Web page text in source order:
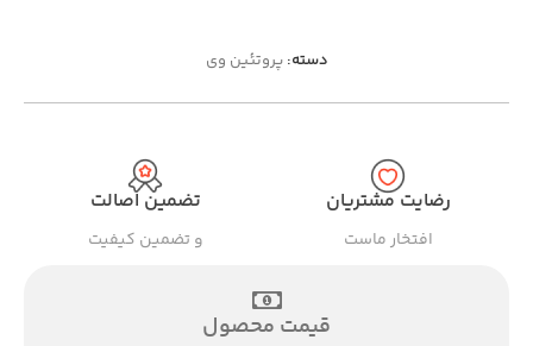
دسته: پروتئین وی
رضایت مشتریان
افتخار ماست
تضمین اصالت
و تضمین کیفیت
قیمت محصول